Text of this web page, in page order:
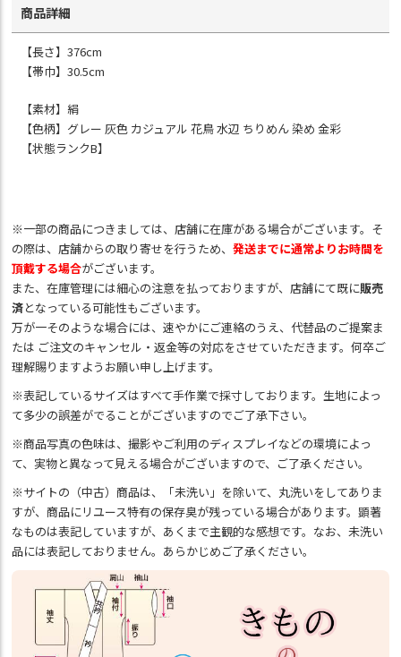
商品詳細
【長さ】376cm
【帯巾】30.5cm
【素材】絹
【色柄】グレー 灰色 カジュアル 花鳥 水辺 ちりめん 染め 金彩
【状態ランクB】
※一部の商品につきましては、店舗に在庫がある場合がございます。そ
の際は、店舗からの取り寄せを行うため、発送までに通常よりお時間を
頂戴する場合がございます。
また、在庫管理には細心の注意を払っておりますが、店舗にて既に販売
済となっている可能性もございます。
万が一そのような場合には、速やかにご連絡のうえ、代替品のご提案ま
たは ご注文のキャンセル・返金等の対応をさせていただきます。何卒ご
理解賜りますようお願い申し上げます。
※表記しているサイズはすべて手作業で採寸しております。生地によっ
て多少の誤差がでることがございますのでご了承下さい。
※商品写真の色味は、撮影やご利用のディスプレイなどの環境によっ
て、実物と異なって見える場合がございますので、ご了承ください。
※サイトの（中古）商品は、「未洗い」を除いて、丸洗いをしてありま
すが、商品にリユース特有の保存臭が残っている場合があります。顕著
なものは表記していますが、あくまで主観的な感想です。なお、未洗い
品には表記しておりません。あらかじめご了承ください。